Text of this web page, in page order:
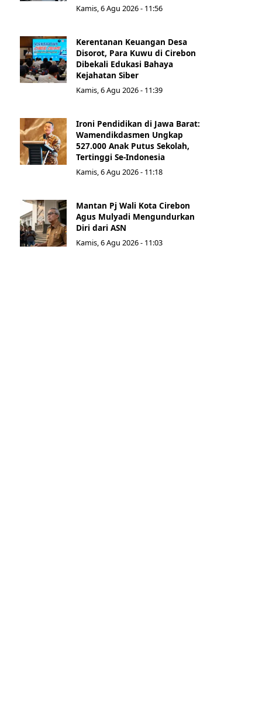
Kamis, 6 Agu 2026 - 11:56
Kerentanan Keuangan Desa
Disorot, Para Kuwu di Cirebon
Dibekali Edukasi Bahaya
Kejahatan Siber
Kamis, 6 Agu 2026 - 11:39
Ironi Pendidikan di Jawa Barat:
Wamendikdasmen Ungkap
527.000 Anak Putus Sekolah,
Tertinggi Se-Indonesia
Kamis, 6 Agu 2026 - 11:18
Mantan Pj Wali Kota Cirebon
Agus Mulyadi Mengundurkan
Diri dari ASN
Kamis, 6 Agu 2026 - 11:03